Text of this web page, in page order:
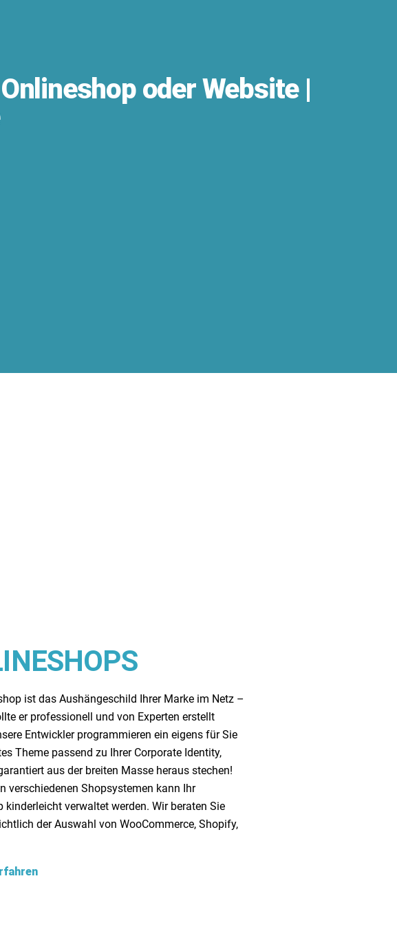
oder Website |
ist das Aushängeschild Ihrer Marke im Netz –
er professionell und von Experten erstellt
Entwickler programmieren ein eigens für Sie
Theme passend zu Ihrer Corporate Identity,
aus der breiten Masse heraus stechen!
verschiedenen Shopsystemen kann Ihr
kinderleicht verwaltet werden. Wir beraten Sie
der Auswahl von WooCommerce, Shopify,